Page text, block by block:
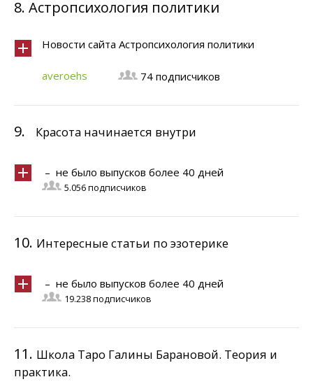
8. Астропсихология политики
Новости сайта Астропсихология политики
averoehs 74 подписчиков
9. Красота начинается внутри
– не было выпусков более 40 дней
5.056 подписчиков
10. Интересные статьи по эзотерике
– не было выпусков более 40 дней
19.238 подписчиков
11. Школа Таро Галины Барановой. Теория и
практика.